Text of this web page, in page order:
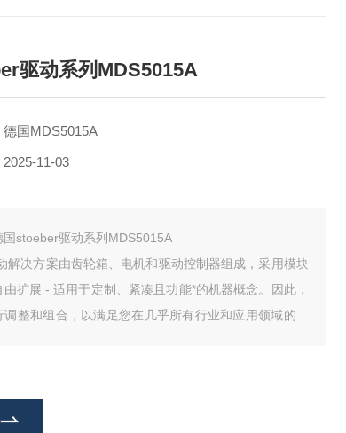
驱动系列MDS5015A
德国MDS5015A
2025-11-03
国stoeber驱动系列MDS5015A
解决方案由齿轮箱、电机和驱动控制器组成，采用模块
扩展 - 适用于定制、紧凑且功能*的机器概念。因此，
整和组合，以满足您在几乎所有行业和应用领域的个